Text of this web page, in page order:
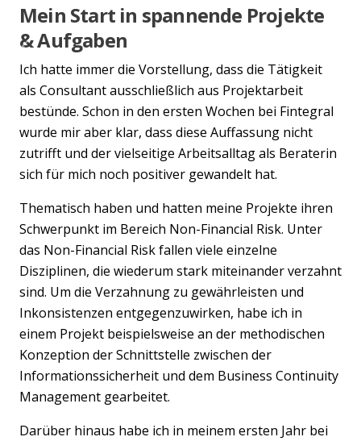
Previous
Mein Start in spannende Projekte
& Aufgaben
Ich hatte immer die Vorstellung, dass die Tätigkeit
als Consultant ausschließlich aus Projektarbeit
bestünde. Schon in den ersten Wochen bei Fintegral
wurde mir aber klar, dass diese Auffassung nicht
zutrifft und der vielseitige Arbeitsalltag als Beraterin
sich für mich noch positiver gewandelt hat.
Thematisch haben und hatten meine Projekte ihren
Schwerpunkt im Bereich Non-Financial Risk. Unter
das Non-Financial Risk fallen viele einzelne
Disziplinen, die wiederum stark miteinander verzahnt
sind. Um die Verzahnung zu gewährleisten und
Inkonsistenzen entgegenzuwirken, habe ich in
einem Projekt beispielsweise an der methodischen
Konzeption der Schnittstelle zwischen der
Informationssicherheit und dem Business Continuity
Management gearbeitet.
Darüber hinaus habe ich in meinem ersten Jahr bei